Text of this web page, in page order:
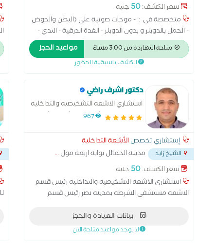
سعر الكشف:50 جنيه
متخصصة في : - موجات صوتية علي (البطن والحوض
- الحمل بالدوبلر و بدون الدوبلر - الغدة الدرقية - الثدي -
المهبل - الأنسجة - مفصل الفخذ - البروستاتا ) - دوبلر
ملون علي ( شرايين الرقبة - شرايين طرف واحد أو طرفين -
أوردة طرف واحد أو طرفين - شرايين الكلي ) - سحب
الصوتية
متاحة النهاردة من 3:00 مساءً مواعيد الحجز
الكشف باسبقية الحضور
دكتور اشرف راضي
استشاري الاشعه التشخيصيه والتداخليه
رئيس قسم الاشعه مستشفى الشرطه
بمستشفيات هيئه الرعايه الصحيه
967
إستشاري تخصصالأشعة التداخلية
الشيخ زايد مدينة الخمائل بوابة اربعة مول...
سعر الكشف:50 جنيه
استشاري الاشعه التشخيصيه والتداخليه رئيس قسم
الاشعه مستشفى الشرطه بمدينه نصر رئيس قسم
موجات صوتيه على ( البطن والحوض - الحمل و دوبلر
ملون على الحمل -الغده الدرقيه -الثدي البروستاتا ) دوبلر
بيانات العيادة والحجز
لا يوجد مواعيد متاحة الان